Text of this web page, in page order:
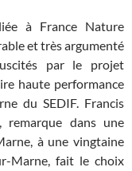
à France Nature
et très argumenté
par le projet
haute performance
du SEDIF. Francis
remarque dans une
à une vingtaine
Marne, fait le choix